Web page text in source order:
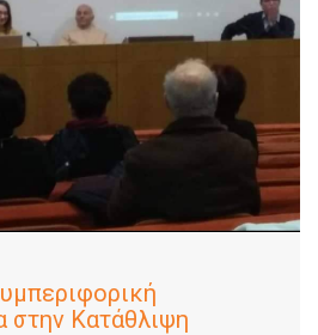
στην Κατάθλιψη